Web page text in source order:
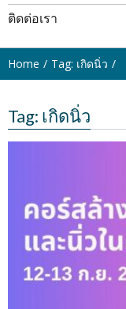
ติดต่อเรา
Home Tag: เกิดนิ่ว
Tag: เกิดนิ่ว